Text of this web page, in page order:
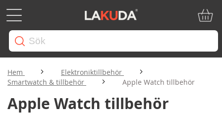
Hem
Elektroniktillbehör
Smartwatch & tillbehör
Apple Watch tillbehör
Apple Watch tillbehör